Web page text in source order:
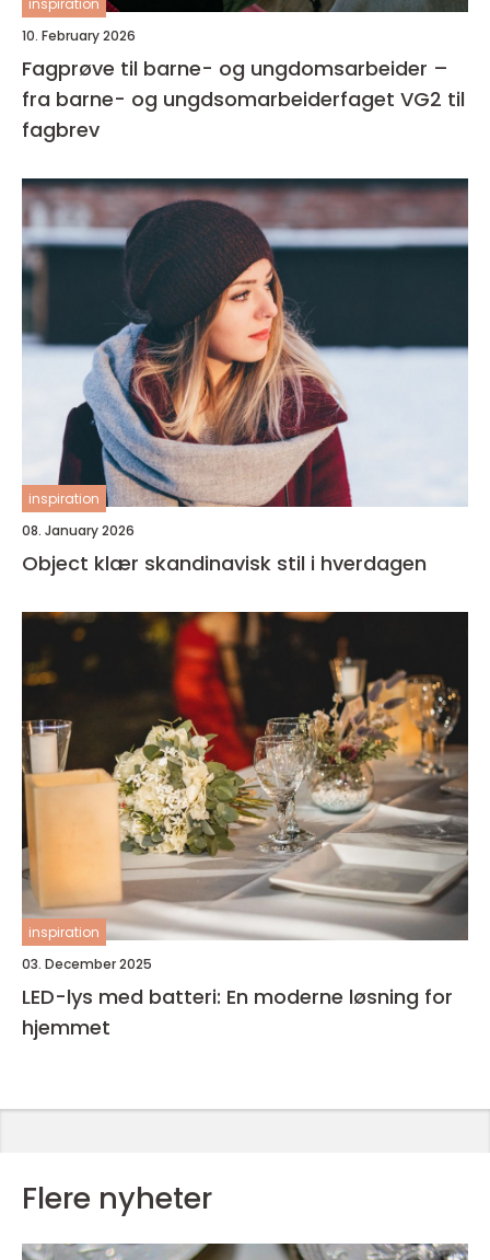
inspiration
10. February 2026
Fagprøve til barne- og ungdomsarbeider –
fra barne- og ungdsomarbeiderfaget VG2 til
fagbrev
inspiration
08. January 2026
Object klær skandinavisk stil i hverdagen
inspiration
03. December 2025
LED-lys med batteri: En moderne løsning for
hjemmet
Flere nyheter